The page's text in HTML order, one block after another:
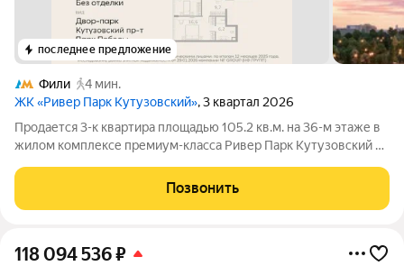
последнее предложение
Фили
4 мин.
ЖК «Ривер Парк Кутузовский», 3 квартал 2026
Продается 3-к квартира площадью 105.2 кв.м. на 36-м этаже в
жилом комплексе премиум-класса Ривер Парк Кутузовский в
Кутузовский строится в одном из самых престижных районов
столицы Дорогомилово, на
Позвонить
118 094 536₽